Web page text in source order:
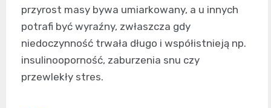
przyrost masy bywa umiarkowany, a u innych
potrafi być wyraźny, zwłaszcza gdy
niedoczynność trwała długo i współistnieją np.
insulinooporność, zaburzenia snu czy
przewlekły stres.